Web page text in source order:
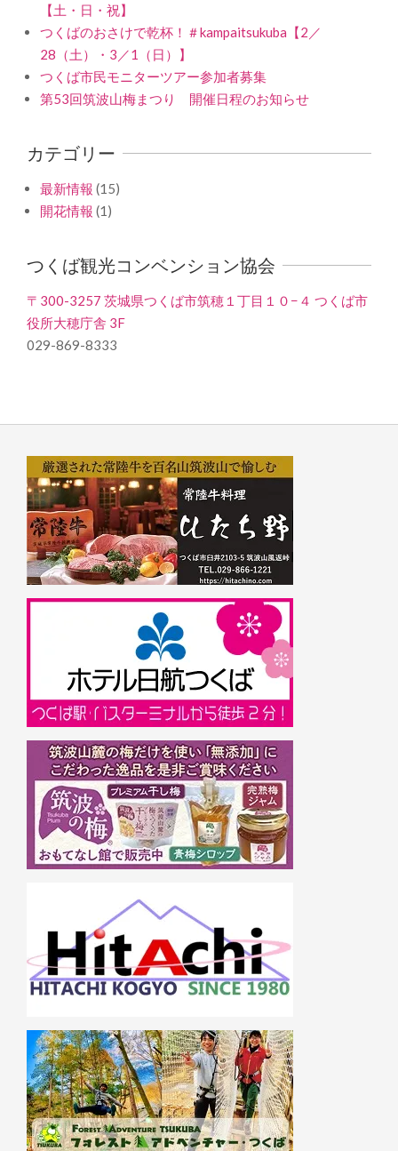
【土・日・祝】
つくばのおさけで乾杯！＃kampaitsukuba【2／
28（土）・3／1（日）】
つくば市民モニターツアー参加者募集
第53回筑波山梅まつり 開催日程のお知らせ
カテゴリー
最新情報 (15)
開花情報 (1)
つくば観光コンベンション協会
〒300-3257 茨城県つくば市筑穂１丁目１０−４ つくば市
役所大穂庁舎 3F
029-869-8333